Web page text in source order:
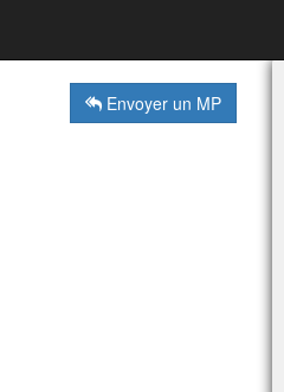
Envoyer un MP